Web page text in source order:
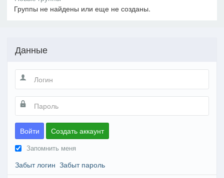
Группы не найдены или еще не созданы.
Данные
Войти Создать аккаунт
Запомнить меня
Забыт логин Забыт пароль